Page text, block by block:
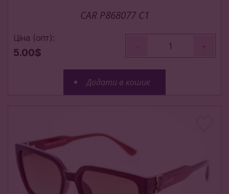
CAR P868077 C1
Ціна (опт):
5.00$
- +
Додати в кошик